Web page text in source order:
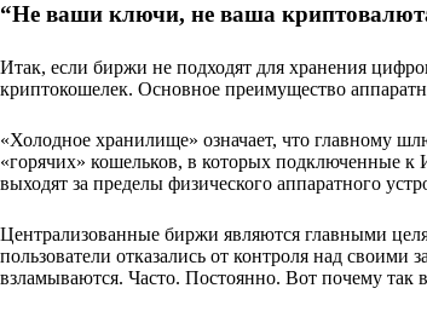
“Не ваши ключи, не ваша
Итак, если биржи не подходят для хранения
криптокошелек. Основное преимущество
«Холодное хранилище» означает, что главному
«горячих» кошельков, в которых подключенные к
выходят за пределы физического аппаратного
Централизованные биржи являются главными
пользователи отказались от контроля над
взламываются. Часто. Постоянно. Вот почему так